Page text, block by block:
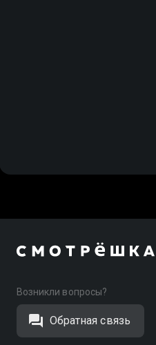
Возникли вопросы?
Обратная связь